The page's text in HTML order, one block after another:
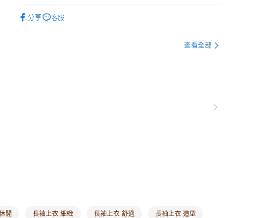
每筆NT$60，滿NT$1,000(含以上)免運費
每筆NT$60，滿NT$1,000(含以上)免運費
分享 客服
查看全部
閒 長袖上衣 細緻 長袖上衣 舒適 長袖上衣 造型